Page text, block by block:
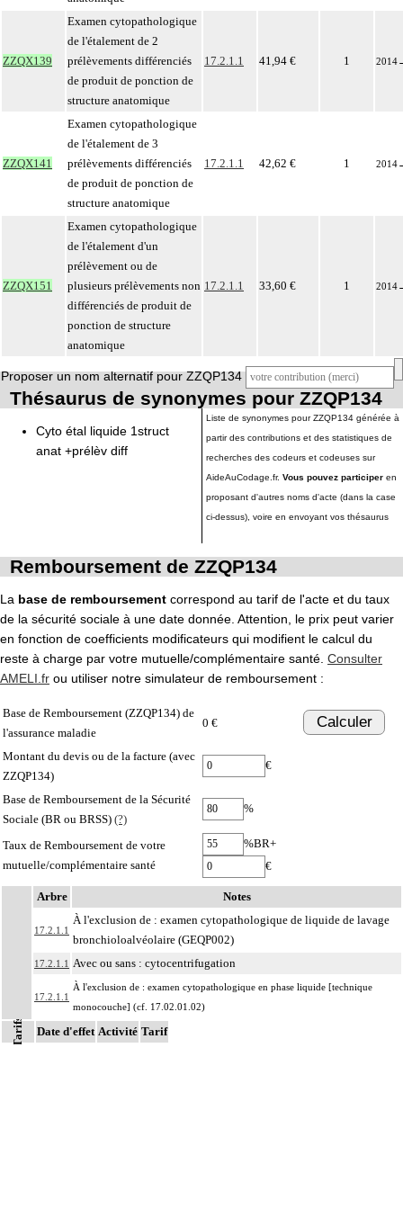
ZZQX139
Examen cytopathologique
de l'étalement de 2
prélèvements différenciés
de produit de ponction de
structure anatomique
17.2.1.1 41,94 € 1 2014
ZZQX141
Examen cytopathologique
de l'étalement de 3
prélèvements différenciés
de produit de ponction de
structure anatomique
17.2.1.1 42,62 € 1 2014
ZZQX151
Examen cytopathologique
de l'étalement d'un
prélèvement ou de
plusieurs prélèvements non
différenciés de produit de
ponction de structure
anatomique
17.2.1.1 33,60 € 1 2014
Proposer un nom alternatif pour ZZQP134
Thésaurus de synonymes pour ZZQP134
Cyto étal liquide 1struct
anat +prélèv diff
Liste de synonymes pour ZZQP134 générée à
partir des contributions et des statistiques de
recherches des codeurs et codeuses sur
AideAuCodage.fr. Vous pouvez participer en
proposant d'autres noms d'acte (dans la case
ci-dessus), voire en envoyant vos thésaurus
Remboursement de ZZQP134
La base de remboursement correspond au tarif de l'acte et du taux
de la sécurité sociale à une date donnée. Attention, le prix peut varier
en fonction de coefficients modificateurs qui modifient le calcul du
reste à charge par votre mutuelle/complémentaire santé. Consulter
AMELI.fr ou utiliser notre simulateur de remboursement :
Base de Remboursement (ZZQP134) de
l'assurance maladie
0 € Calculer
Montant du devis ou de la facture (avec
ZZQP134)
€
Base de Remboursement de la Sécurité
Sociale (BR ou BRSS) (?)
%
Taux de Remboursement de votre
mutuelle/complémentaire santé
%BR+
€
Arbre Notes
17.2.1.1
À l'exclusion de : examen cytopathologique de liquide de lavage
bronchioloalvéolaire (GEQP002)
17.2.1.1 Avec ou sans : cytocentrifugation
17.2.1.1
À l'exclusion de : examen cytopathologique en phase liquide [technique
monocouche] (cf. 17.02.01.02)
À l'exclusion de : examen cytopathologique de :
Tarifs Date d'effet Activité Tarif